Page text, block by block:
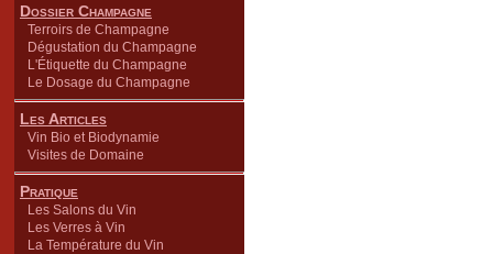
Dossier Champagne
Terroirs de Champagne
Dégustation du Champagne
L'Étiquette du Champagne
Le Dosage du Champagne
Les Articles
Vin Bio et Biodynamie
Visites de Domaine
Pratique
Les Salons du Vin
Les Verres à Vin
La Température du Vin